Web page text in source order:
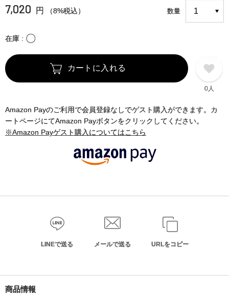
7,020 円 （8%税込） 数量
在庫 〇
カートに入れる
0人
Amazon Payのご利用で会員登録なしでゲスト購入ができます。カ
ートページにてAmazon Payボタンをクリックしてください。
※Amazon Payゲスト購入についてはこちら
LINEで送る メールで送る URLをコピー
商品情報